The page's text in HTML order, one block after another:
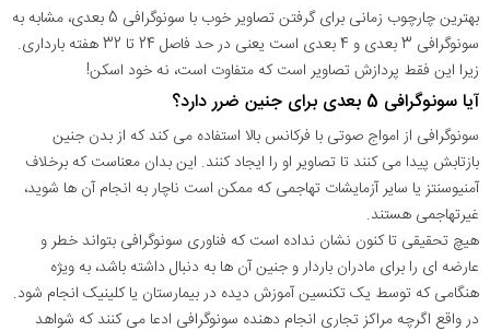
بهترین چارچوب زمانی برای گرفتن تصاویر خوب با سونوگرافی 5 بعدی، مشابه به
سونوگرافی 3 بعدی و 4 بعدی است یعنی در حد فاصل 24 تا 32 هفته بارداری.
زیرا این فقط پردازش تصاویر است که متفاوت است، نه خود اسکن!
آیا سونوگرافی 5 بعدی برای جنین ضرر دارد؟
سونوگرافی از امواج صوتی با فرکانس بالا استفاده می کند که از بدن جنین
بازتابش پیدا می کنند تا تصاویر او را ایجاد کنند. این بدان معناست که برخلاف
آمنیوسنتز یا سایر آزمایشات تهاجمی که ممکن است ناچار به انجام آن ها شوید،
غیرتهاجمی هستند.
هیچ تحقیقی تا کنون نشان نداده است که فناوری سونوگرافی بتواند خطر و
عارضه ای را برای مادران باردار و جنین آن ها به دنبال داشته باشد، به ویژه
هنگامی که توسط یک تکنسین آموزش دیده در بیمارستان یا کلینیک انجام شود.
در واقع اگرچه مراکز تجاری انجام دهنده سونوگرافی ادعا می کنند که شواهد